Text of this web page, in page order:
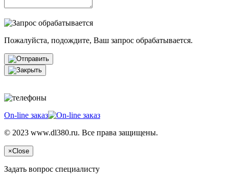
Пожалуйста, подождите, Ваш запрос обрабатывается.
On-line заказ
© 2023 www.dl380.ru. Все права защищены.
×Close
Задать вопрос специалисту